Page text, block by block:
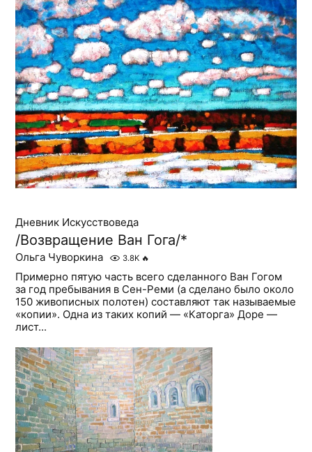
Дневник Искусствоведа
/Возвращение Ван Гога/*
Ольга Чуворкина 3.8K 🔥
Примерно пятую часть всего сделанного Ван Гогом
за год пребывания в Сен-Реми (а сделано было около
150 живописных полотен) составляют так называемые
«копии». Одна из таких копий — «Каторга» Доре —
лист...